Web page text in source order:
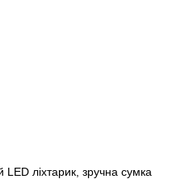
LED ліхтарик, зручна сумка